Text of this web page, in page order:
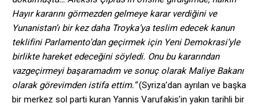
Hayır kararını görmezden gelmeye karar verdiğini ve
Yunanistan’ı bir kez daha Troyka’ya teslim edecek kanun
teklifini Parlamento’dan geçirmek için Yeni Demokrasi’yle
birlikte hareket edeceğini söyledi. Onu bu kararından
vazgeçirmeyi başaramadım ve sonuç olarak Maliye Bakanı
olarak görevimden istifa ettim.”(Syriza’dan ayrılan ve başka
bir merkez sol parti kuran Yannis Varufakis’in yakın tarihli bir